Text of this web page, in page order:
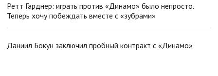
Ретт Гарднер: играть против «Динамо» было непросто.
Теперь хочу побеждать вместе с «зубрами»
Даниил Бокун заключил пробный контракт с «Динамо»